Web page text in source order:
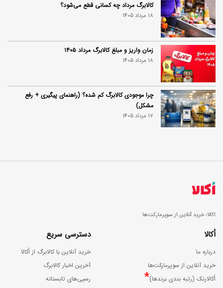
کالابرگ مرداد چه کسانی قطع می‌شود؟
18 مرداد 1405
زمان واریز و مبلغ کالابرگ مرداد ۱۴۰۵
18 مرداد 1405
چرا موجودی کالابرگ کم شده؟ (راهنمای پیگیری + رفع
مشکل)
17 مرداد 1405
اکالا؛ خرید آنلاین از سوپرمارکت‌ها
اُکالا
درباره ما
خرید آنلاین از سوپرمارکت‌ها
اُکالارنک (رتبه بندی برندها)*
دسترسی سریع
خرید آنلاین با کالابرگ از اُکالا
آخرین اخبار کالابرگ
رسپی‌های تابستانه